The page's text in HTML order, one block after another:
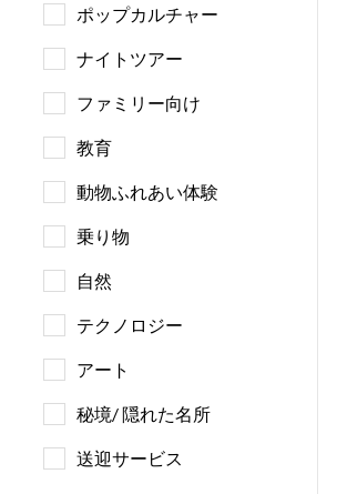
ポップカルチャー
ナイトツアー
ファミリー向け
教育
動物ふれあい体験
乗り物
自然
テクノロジー
アート
秘境/ 隠れた名所
送迎サービス